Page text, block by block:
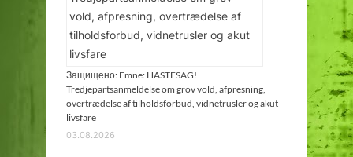
Защищено: Emne: HASTESAG!
Tredjepartsanmeldelse om grov vold, afpresning,
overtrædelse af tilholdsforbud, vidnetrusler og akut
livsfare
03.08.2026